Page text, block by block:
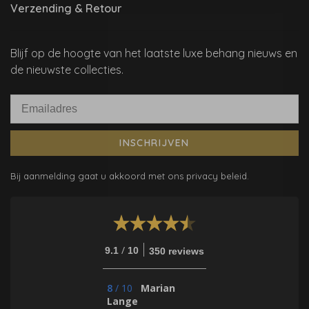
Verzending & Retour
Blijf op de hoogte van het laatste luxe behang nieuws en
de nieuwste collecties.
INSCHRIJVEN
Bij aanmelding gaat u akkoord met ons privacy beleid.
9.1 / 10 350 reviews
8 / 10
Marian
Lange